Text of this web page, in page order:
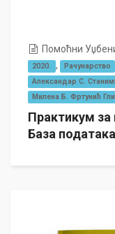
Помоћни
2020. , Рачунарство
Александар С.
Милена Б. Фртунић
Практикум за
База података